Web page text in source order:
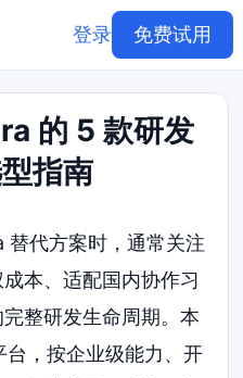
登录 免费试用
的 5 款研发
指南
代方案时，通常关注
本、适配国内协作习
整研发生命周期。本
，按企业级能力、开